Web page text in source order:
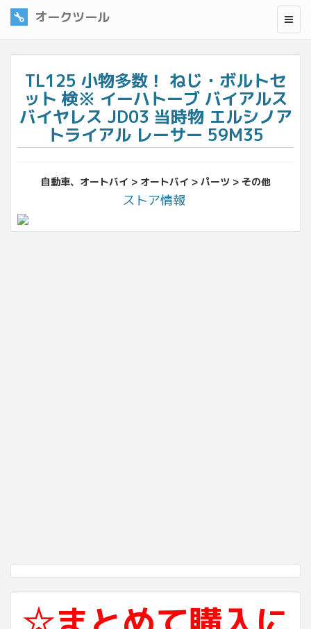
オークツール
TL125 小物多数！ ねじ・ボルトセ
ット 検※ イーハトーブ バイアルス
バイヤレス JD03 当時物 エルシノア
トライアル レーサー 59M35
自動車、オートバイ > オートバイ > パーツ > その他
ストア情報